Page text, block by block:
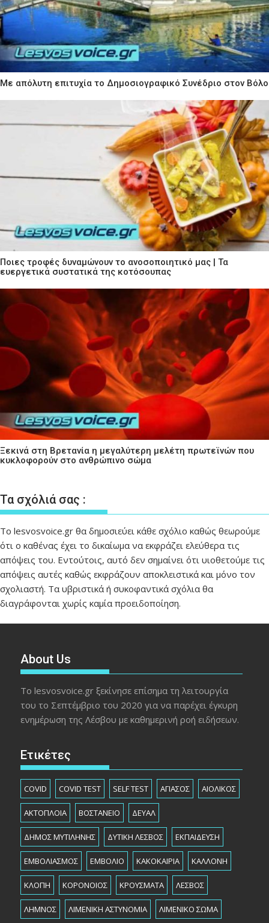
Με απόλυτη επιτυχία το Δημοσιογραφικό Συνέδριο στον Βόλο
Ποιες τροφές δυναμώνουν το ανοσοποιητικό μας | Τα
ευεργετικά συστατικά της κοτόσουπας
Ξεκινά στη Βρετανία η μεγαλύτερη μελέτη πρωτεϊνών που
κυκλοφορούν στο ανθρώπινο σώμα
Τα σχόλιά σας :
Το lesvosvoice.gr θα δημοσιεύει κάθε σχόλιο καθώς θεωρούμε
ότι ο καθένας έχει το δικαίωμα να εκφράζει ελεύθερα τις
απόψεις του. Εντούτοις, αυτό δεν σημαίνει ότι υιοθετούμε τις
απόψεις αυτές καθώς εκφράζουν αποκλειστικά και μόνο τον
σχολιαστή. Τα υβριστικά ή συκοφαντικά σχόλια θα
διαγράφονται χωρίς καμία προειδοποίηση.
About Us
Το lesvosvoice.gr ξεκίνησε επίσημα τη λειτουργία
του το Σεπτέμβριο του 2020 για να παρέχει έγκυρη
ενημέρωση της Λέσβου με καθημερινή ροή ειδήσεων.
Ετικέτες
COVID COVID TEST SELF TEST ΑΓΙΑΣΟΣ ΑΙΟΛΙΚΟΣ
ΑΚΤΟΠΛΟΙΑ ΒΟΣΤΑΝΕΙΟ ΔΕΥΑΛ
ΔΗΜΟΣ ΜΥΤΙΛΗΝΗΣ ΔΥΤΙΚΗ ΛΕΣΒΟΣ ΕΚΠΑΙΔΕΥΣΗ
ΕΜΒΟΛΙΑΣΜΟΣ ΕΜΒΟΛΙΟ ΚΑΚΟΚΑΙΡΙΑ ΚΑΛΛΟΝΗ
ΚΛΟΠΗ ΚΟΡΟΝΟΙΟΣ ΚΡΟΥΣΜΑΤΑ ΛΕΣΒΟΣ
ΛΗΜΝΟΣ ΛΙΜΕΝΙΚΗ ΑΣΤΥΝΟΜΙΑ ΛΙΜΕΝΙΚΟ ΣΩΜΑ